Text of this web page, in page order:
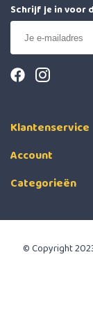
Schrijf je in voor
Klantenservice
Account
Categorieën
© Copyright